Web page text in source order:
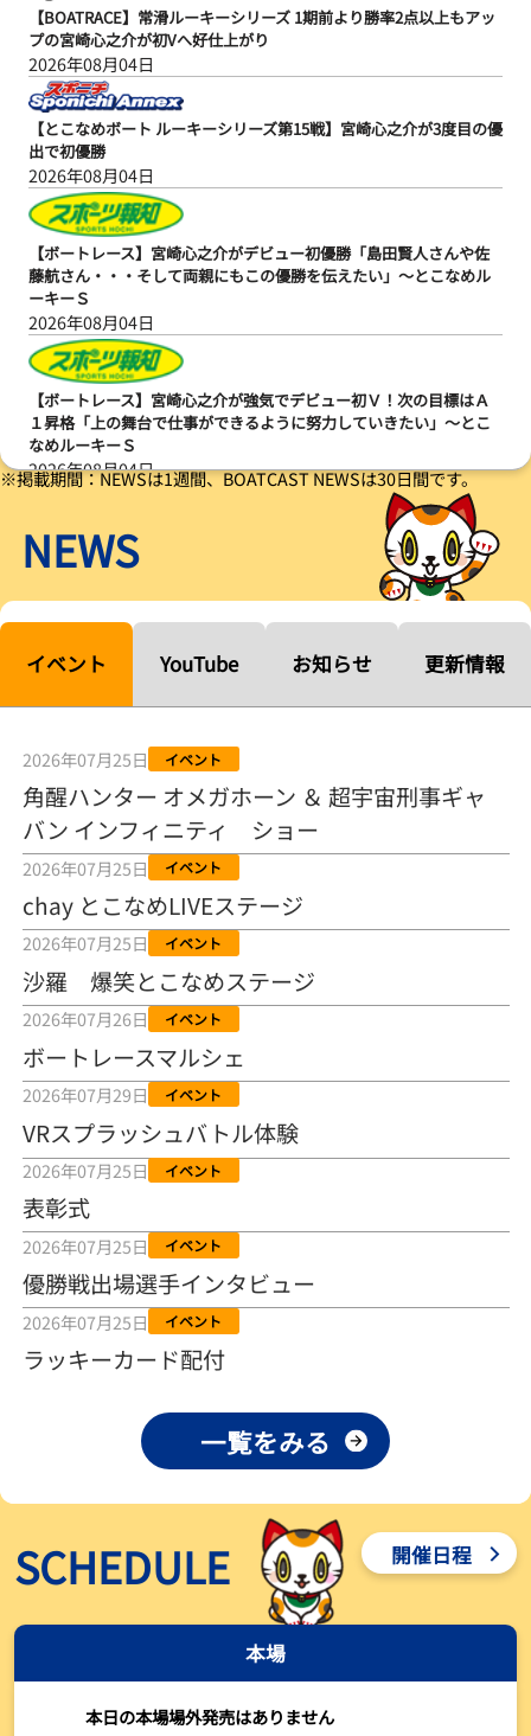
【BOATRACE】常滑ルーキーシリーズ 1期前より勝率2点以上もアッ
プの宮崎心之介が初Vへ好仕上がり
2026年08月04日
【とこなめボート ルーキーシリーズ第15戦】宮崎心之介が3度目の優
出で初優勝
2026年08月04日
【ボートレース】宮崎心之介がデビュー初優勝「島田賢人さんや佐
藤航さん・・・そして両親にもこの優勝を伝えたい」～とこなめル
ーキーＳ
2026年08月04日
【ボートレース】宮崎心之介が強気でデビュー初Ｖ！次の目標はＡ
１昇格「上の舞台で仕事ができるように努力していきたい」～とこ
なめルーキーＳ
2026年08月04日
【ルーキーシリーズ第15戦】塚越海斗「伸びを生かす方向で」4カド
から攻める／とこなめボートレース
【常滑ボート・ルーキーＳ】宮崎心之介 うれしいデビュー初優勝
「このままＡ１になれるように」
2026年08月04日
ド！／常滑ボート
2026年08月04日
【ボートレース】「しょっぱいですね」初優勝の宮崎心之介が水神
祭で満面の笑み／常滑 - 日刊スポーツ
2026年08月04日
【ボート】とこなめルーキーＳ 宮崎心之介がデビューから１年９カ
月で初優勝
2026年08月04日
【ボートレース】12R優勝戦のスタート特訓実施 初Ｖ目指す宮崎心
之介の仕上がり上々／常滑 - 日刊スポーツ
2026年08月04日
【とこなめボート ルーキーシリーズ第15戦】荒木颯斗 当地フレッシ
ュルーキーが初Vで恩返しを
2026年08月03日
【とこなめボート】ういちの「好配招き猫」ルーキーシリーズ第15
戦～自分の収支状況も想定してこそ〝本物の予想〟！／ボートレー
ス
2026年08月03日
【ボートレース】荒木颯斗が地元唯一の優出！３号艇でデビュー初
Ｖ狙う「自分の好きな感じになっている」～とこなめルーキーＳ
【ボートレース】訓練中の大けが乗り越えデビューした宮崎心之介
が初Ｖ王手「１枠なら負けないと思います」～とこなめルーキーＳ
2026年08月03日
【常滑ボート・ルーキーＳ】津田陸翔はリング交換で気配一変「初
優勝目指して頑張ります」
【とこなめボート・岩瀬仁紀さんコラム】最後は塚越海斗に注目、
※掲載期間：NEWSは1週間、BOATCAST NEWSは30日間です。
NEWS
イベント YouTube お知らせ 更新情報
2026年07月25日 イベント
角醒ハンター オメガホーン ＆ 超宇宙刑事ギャ
バン インフィニティ ショー
2026年07月25日 イベント
chay とこなめLIVEステージ
2026年07月25日 イベント
沙羅 爆笑とこなめステージ
2026年07月26日 イベント
ボートレースマルシェ
2026年07月29日 イベント
VRスプラッシュバトル体験
2026年07月25日 イベント
表彰式
2026年07月25日 イベント
優勝戦出場選手インタビュー
2026年07月25日 イベント
ラッキーカード配付
一覧をみる
SCHEDULE 開催日程
本場
本日の本場場外発売はありません